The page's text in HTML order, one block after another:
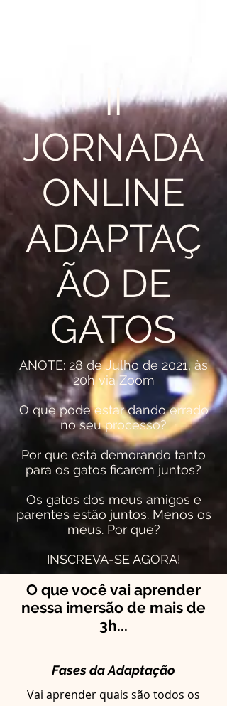
II
JORNADA
ONLINE
ADAPTAÇ
ÃO DE
GATOS
ANOTE: 28 de Julho de 2021, às
20h via Zoom
O que pode estar dando errado
no seu processo?
Por que está demorando tanto
para os gatos ficarem juntos?
Os gatos dos meus amigos e
parentes estão juntos. Menos os
meus. Por que?
INSCREVA-SE AGORA!
O que você vai aprender
nessa imersão de mais de
3h...
Fases da Adaptação
Vai aprender quais são todos os